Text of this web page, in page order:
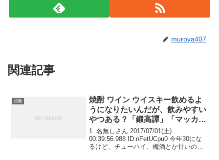
muroya407
関連記事
焼酎
焼酎 ワイン ウイスキー飲めるよ
うになりたいんだが、飲みやすい
やつある？「鍛高譚」「マッカラ
ン」「しろ」
1: 名無しさん 2017/07/01(土)
00:39:56.988 ID:nFetUCpu0 今年30にな
るけど、チューハイ、梅酒とか甘いのし